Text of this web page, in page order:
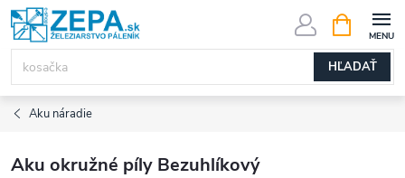
Prejsť
na
obsah
HĽADAŤ
KOŠÍK
Aku náradie
Aku okružné píly Bezuhlíkový